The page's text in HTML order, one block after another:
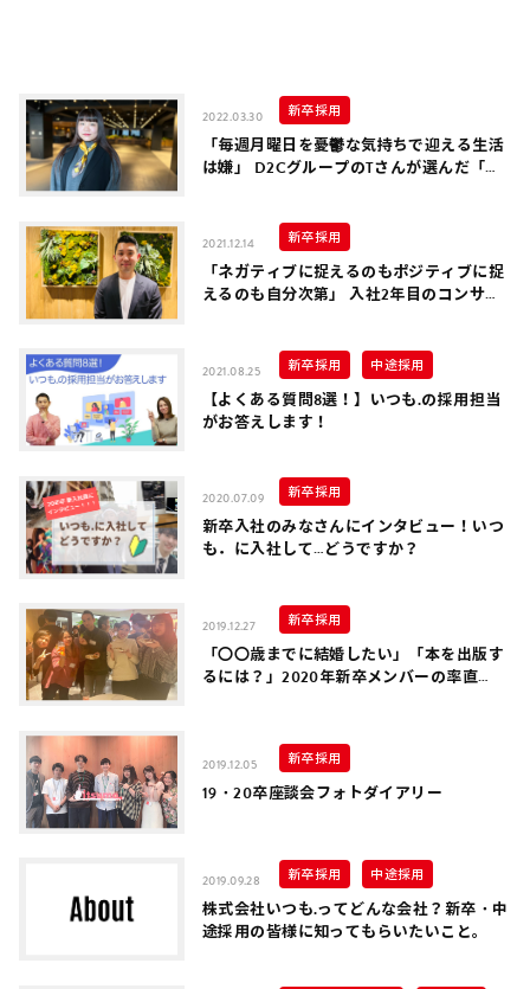
2022.03.30 新卒採用
「毎週月曜日を憂鬱な気持ちで迎える生活
は嫌」 D2CグループのTさんが選んだ「真
2021.12.14 新卒採用
「ネガティブに捉えるのもポジティブに捉
えるのも自分次第」 入社2年目のコンサル
2021.08.25 新卒採用 中途採用
【よくある質問8選！】いつも.の採用担当
がお答えします！
2020.07.09 新卒採用
新卒入社のみなさんにインタビュー！いつ
も．に入社して…どうですか？
2019.12.27 新卒採用
「〇〇歳までに結婚したい」「本を出版す
るには？」2020年新卒メンバーの率直
2019.12.05 新卒採用
19・20卒座談会フォトダイアリー
2019.09.28 新卒採用 中途採用
株式会社いつも.ってどんな会社？新卒・中
途採用の皆様に知ってもらいたいこと。